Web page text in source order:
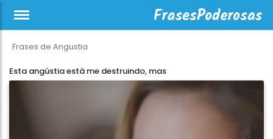
Frases de Angustia
Esta angústia está me destruindo, mas